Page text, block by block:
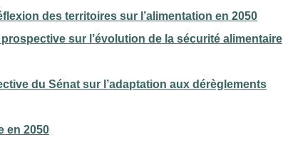
des territoires sur l’alimentation en 2050
sur l’évolution de la sécurité alimentaire
du Sénat sur l’adaptation aux dérèglements
en 2050